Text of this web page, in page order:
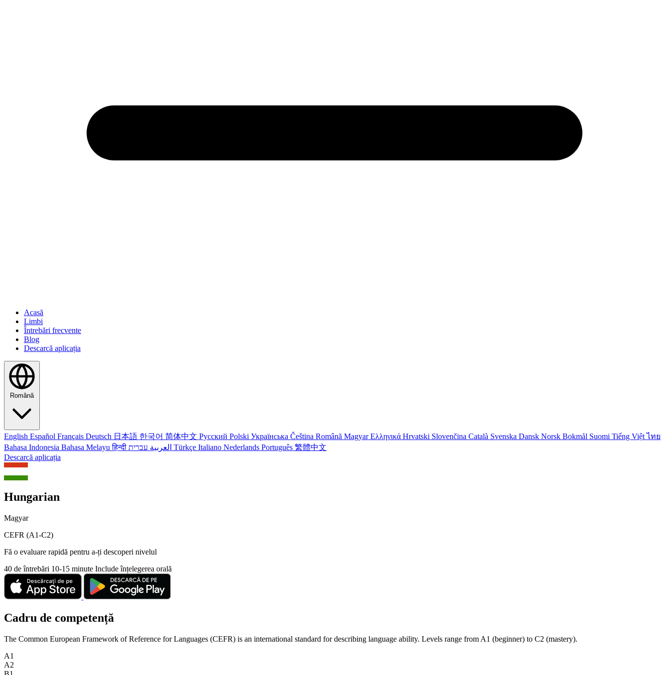
Acasă
Limbi
Întrebări frecvente
Blog
Descarcă aplicația
Română
English Español Français Deutsch 日本語 한국어 简体中文 Русский Polski Українська Čeština Română MagyarΕλληνικά Hrvatski Slovenčina Català Svenska Dansk Norsk Bokmål Suomi Tiếng Việtไทย
Bahasa Indonesia Bahasa Melayuहिन्दी العربية Türkçe Italiano Nederlands Português 繁體中文
Descarcă aplicația
Hungarian
Magyar
CEFR (A1-C2)
Fă o evaluare rapidă pentru a-ți descoperi nivelul
40 de întrebări 10-15 minute Include înțelegerea orală
Cadru de competență
The Common European Framework of Reference for Languages (CEFR) is an international standard for describing language ability. Levels range from A1 (beginner) to C2 (mastery).
A1
A2